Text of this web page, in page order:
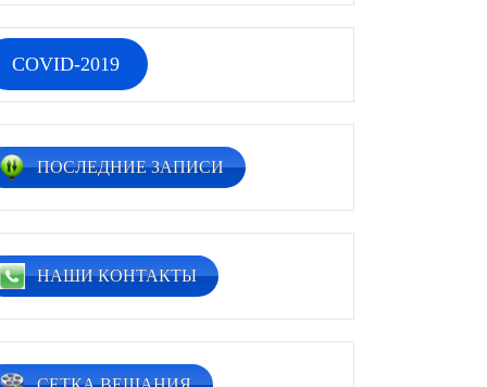
COVID-2019
ПОСЛЕДНИЕ ЗАПИСИ
НАШИ КОНТАКТЫ